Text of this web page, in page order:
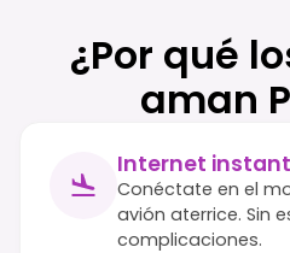
¿Por qué
aman
Internet
Conéctate en el
avión aterrice. Sin
complicaciones.